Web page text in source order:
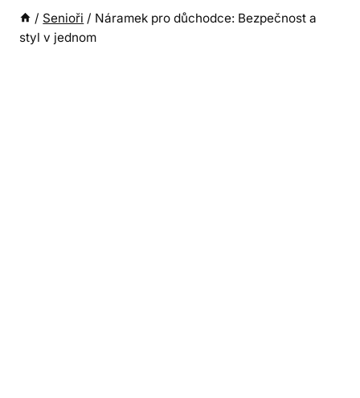
/ Senioři / Náramek pro důchodce: Bezpečnost a
styl v jednom